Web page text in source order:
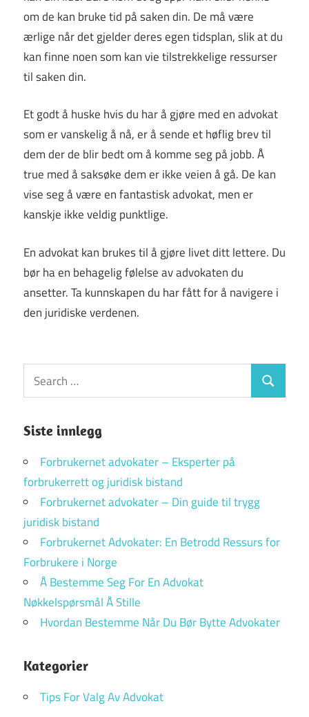
om de kan bruke tid på saken din. De må være
ærlige når det gjelder deres egen tidsplan, slik at du
kan finne noen som kan vie tilstrekkelige ressurser
til saken din.
Et godt å huske hvis du har å gjøre med en advokat
som er vanskelig å nå, er å sende et høflig brev til
dem der de blir bedt om å komme seg på jobb. Å
true med å saksøke dem er ikke veien å gå. De kan
vise seg å være en fantastisk advokat, men er
kanskje ikke veldig punktlige.
En advokat kan brukes til å gjøre livet ditt lettere. Du
bør ha en behagelig følelse av advokaten du
ansetter. Ta kunnskapen du har fått for å navigere i
den juridiske verdenen.
Search
for:
Search
Siste innlegg
Forbrukernet advokater – Eksperter på
forbrukerrett og juridisk bistand
Forbrukernet advokater – Din guide til trygg
juridisk bistand
Forbrukernet Advokater: En Betrodd Ressurs for
Forbrukere i Norge
Å Bestemme Seg For En Advokat
Nøkkelspørsmål Å Stille
Hvordan Bestemme Når Du Bør Bytte Advokater
Kategorier
Tips For Valg Av Advokat